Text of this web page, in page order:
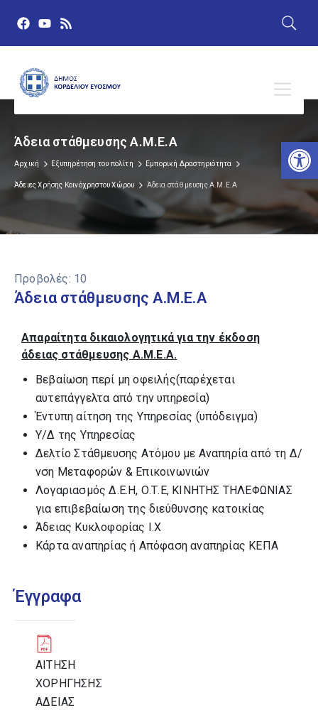
Άδεια στάθμευσης Α.Μ.Ε.Α
Αρχική Εξυπηρέτηση του πολίτη Εμπορική Δραστηριότητα
Άδειες Χρήσης Κοινόχρηστου Χώρου Άδεια στάθμευσης Α.Μ.Ε.Α
Προβολές: 10
Άδεια στάθμευσης Α.Μ.Ε.Α
Απαραίτητα δικαιολογητικά για την έκδοση
άδειας στάθμευσης Α.Μ.Ε.Α.
Βεβαίωση περί μη οφειλής(παρέχεται
αυτεπάγγελτα από την υπηρεσία)
Έντυπη αίτηση της Υπηρεσίας (υπόδειγμα)
Υ/Δ της Υπηρεσίας
Δελτίο Στάθμευσης Ατόμου με Αναπηρία από τη Δ/
νση Μεταφορών & Επικοινωνιών
Λογαριασμός Δ.Ε.Η, Ο.Τ.Ε, ΚΙΝΗΤΗΣ ΤΗΛΕΦΩΝΙΑΣ
για επιβεβαίωση της διεύθυνσης κατοικίας
Άδειας Κυκλοφορίας Ι.Χ
Κάρτα αναπηρίας ή Απόφαση αναπηρίας ΚΕΠΑ
Έγγραφα
ΑΙΤΗΣΗ
ΧΟΡΗΓΗΣΗΣ
ΑΔΕΙΑΣ